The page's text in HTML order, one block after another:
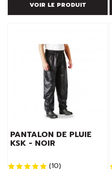
VOIR LE PRODUIT
PANTALON DE PLUIE
KSK - NOIR
(10)